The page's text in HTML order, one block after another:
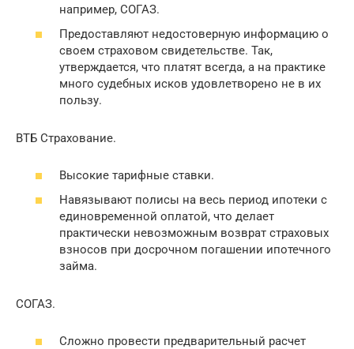
например, СОГАЗ.
Предоставляют недостоверную информацию о
своем страховом свидетельстве. Так,
утверждается, что платят всегда, а на практике
много судебных исков удовлетворено не в их
пользу.
ВТБ Страхование.
Высокие тарифные ставки.
Навязывают полисы на весь период ипотеки с
единовременной оплатой, что делает
практически невозможным возврат страховых
взносов при досрочном погашении ипотечного
займа.
СОГАЗ.
Сложно провести предварительный расчет